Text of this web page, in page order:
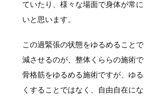
ていたり、様々な場面で身体が常
いと思います。
この過緊張の状態をゆるめること
減させるのが、整体くららの施術で
骨格筋をゆるめる施術ですが、ゆ
くすることではなく、自由自在に